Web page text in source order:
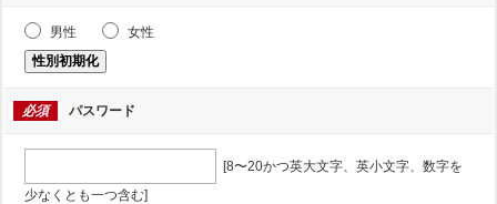
男性
女性
性別初期化
必須 パスワード
[8〜20かつ英大文字、英小文字、数字を
少なくとも一つ含む]